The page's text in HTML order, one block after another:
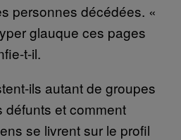
personnes décédées. «
glauque ces pages
t-il.
ils autant de groupes
et comment
se livrent sur le profil